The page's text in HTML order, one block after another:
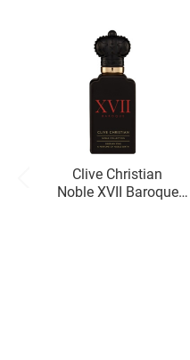
Clive Christian
Noble XVII Baroque